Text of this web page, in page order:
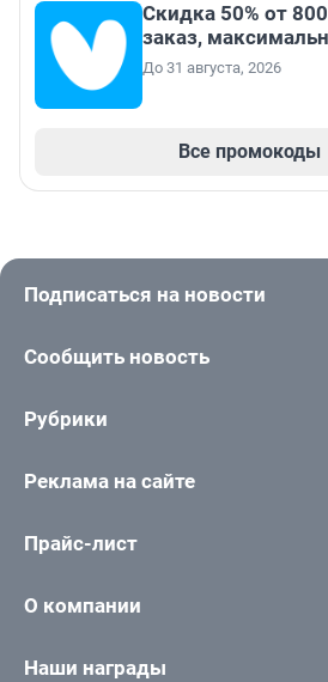
Скидка 50% от
заказ,
До 31 августа, 2026
Все промокоды
Подписаться на новости
Сообщить новость
Рубрики
Реклама на сайте
Прайс-лист
О компании
Наши награды